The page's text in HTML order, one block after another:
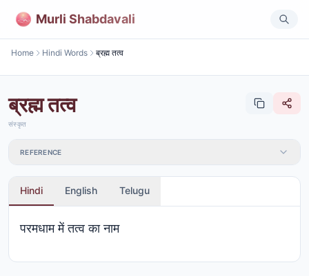
Murli Shabdavali
Home Hindi Words ब्रह्म तत्व
ब्रह्म तत्व
संस्कृत
REFERENCE
Hindi English Telugu
परमधाम में तत्व का नाम